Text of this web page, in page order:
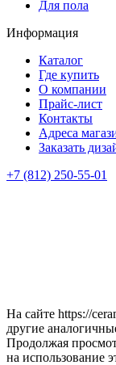
Для пола
Информация
Каталог
Где купить
О компании
Прайс-лист
Контакты
Адреса
Заказать
+7 (812) 250-55-01
На сайте https://
другие
Продолжая
на использование